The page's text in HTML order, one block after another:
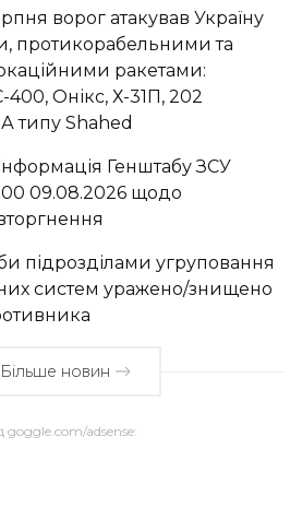
ворог атакував Україну
протикорабельними та
ракетами:
Онікс, Х-31П, 202
типу Shahed
Генштабу ЗСУ
09.08.2026 щодо
підрозділами угруповання
систем уражено/знищено
Більше новин
adsense: